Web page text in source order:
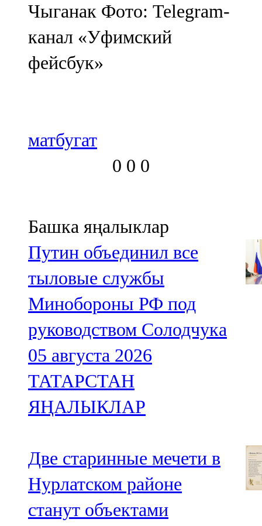
Чыганак Фото: Telegram-
канал «Уфимский
фейсбук»
матбугат
0 0 0
Башка яңалыклар
Путин объединил все
тыловые службы
Минобороны РФ под
руководством Солодчука
05 августа 2026
ТАТАРСТАН
ЯҢАЛЫКЛАР
Две старинные мечети в
Нурлатском районе
станут объектами